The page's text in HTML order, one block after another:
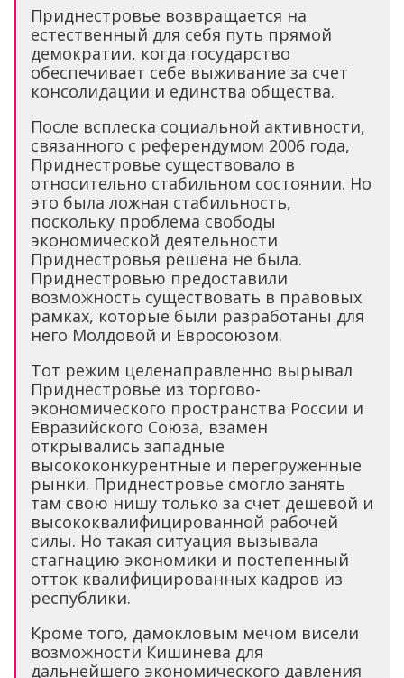
Приднестровье возвращается на
естественный для себя путь прямой
демократии, когда государство
обеспечивает себе выживание за счет
консолидации и единства общества.
После всплеска социальной активности,
связанного с референдумом 2006 года,
Приднестровье существовало в
относительно стабильном состоянии. Но
это была ложная стабильность,
поскольку проблема свободы
экономической деятельности
Приднестровья решена не была.
Приднестровью предоставили
возможность существовать в правовых
рамках, которые были разработаны для
него Молдовой и Евросоюзом.
Тот режим целенаправленно вырывал
Приднестровье из торгово-
экономического пространства России и
Евразийского Союза, взамен
открывались западные
высококонкурентные и перегруженные
рынки. Приднестровье смогло занять
там свою нишу только за счет дешевой и
высококвалифицированной рабочей
силы. Но такая ситуация вызывала
стагнацию экономики и постепенный
отток квалифицированных кадров из
республики.
Кроме того, дамокловым мечом висели
возможности Кишинева для
дальнейшего экономического давления